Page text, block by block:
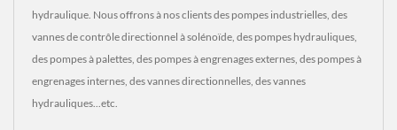
hydraulique. Nous offrons à nos clients des pompes industrielles, des
vannes de contrôle directionnel à solénoïde, des pompes hydrauliques,
des pompes à palettes, des pompes à engrenages externes, des pompes à
engrenages internes, des vannes directionnelles, des vannes
hydrauliques...etc.